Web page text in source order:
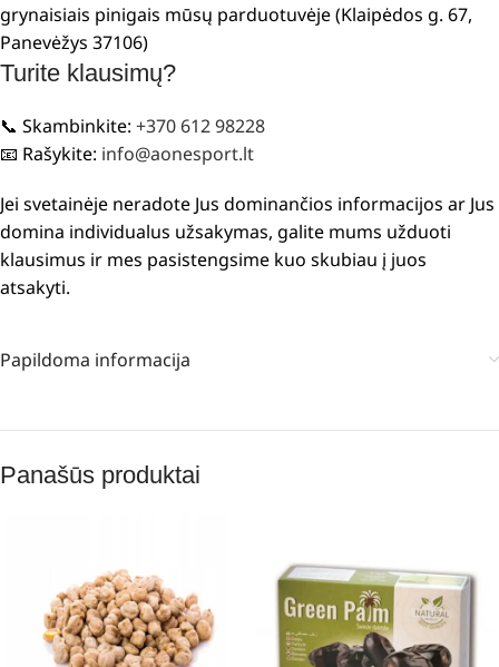
grynaisiais pinigais mūsų parduotuvėje (Klaipėdos g. 67,
Panevėžys 37106)
Turite klausimų?
📞 Skambinkite: +370 612 98228
📧 Rašykite: info@aonesport.lt
Jei svetainėje neradote Jus dominančios informacijos ar Jus
domina individualus užsakymas, galite mums užduoti
klausimus ir mes pasistengsime kuo skubiau į juos
atsakyti.
Papildoma informacija
Panašūs produktai